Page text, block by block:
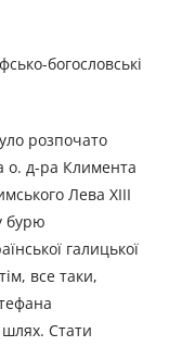
богословські
розпочато
о. д-ра Климента
Лева XIII
бурю
галицької
все таки,
Стати